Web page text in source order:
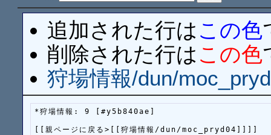
追加された行は この色
削除された行は この色
狩場情報/dun/
*狩場情報: 9 [#y5b840ae]
[[親ページに戻る>[[狩場情報/dun/moc_pryd04]]]]